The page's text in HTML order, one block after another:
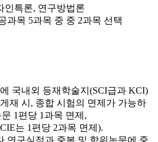
인특론, 연구방법론
과목 5과목 중 중 2과목 선택
국내외 등재학술지(SCI급과 KCI)
재 시, 종합 시험의 면제가 가능하
1편당 1과목 면제,
는 1편당 2과목 면제).